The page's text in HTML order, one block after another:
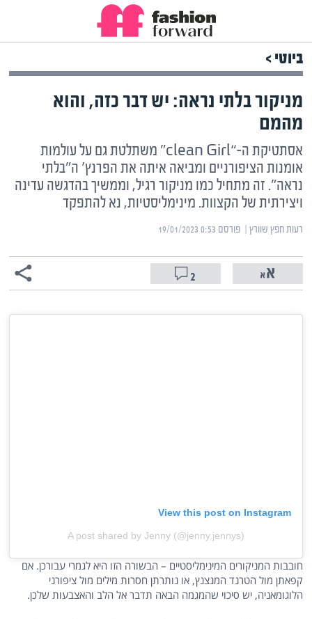
ביוטי >
מניקור בלתי נראה: יש דבר כזה, והוא
מהמם
אסתטיקת ה-“clean Girl” משתלטת גם על עולמות
אומנות הציפורניים ומביאה איתה את הפרנץ' ה"בלתי
נראה". זה מתחיל כמו מניקור רגיל, וממשיך בהדגשה עדינה
ויצירתית של הקצוות. מינימליסטיות, נא להתפקד
רעות חפץ שוורץ | ‏פורסם ‎19/01/2023 0:53
2
View this post on Instagram
A post shared by Jenny (@jenny.jennys)
חובבות המניקורים המינימליסטיים – הבשורה הזו היא לגמרי עבורכן. אם
קפאתן מול הטרנד המנצנץ, או נותרתן חסרות מילים מול ציפורני
הלוגומאניה, יש סיכוי שהמגמה הבאה תדבר אל הלב והאצבעות שלכן.